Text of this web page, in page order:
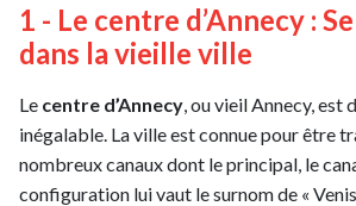
1 - Le centre d’Annecy :
dans la vieille ville
Le centre d’Annecy , ou vieil Annecy, est
inégalable. La ville est connue pour être
nombreux canaux dont le principal, le
configuration lui vaut le surnom de «